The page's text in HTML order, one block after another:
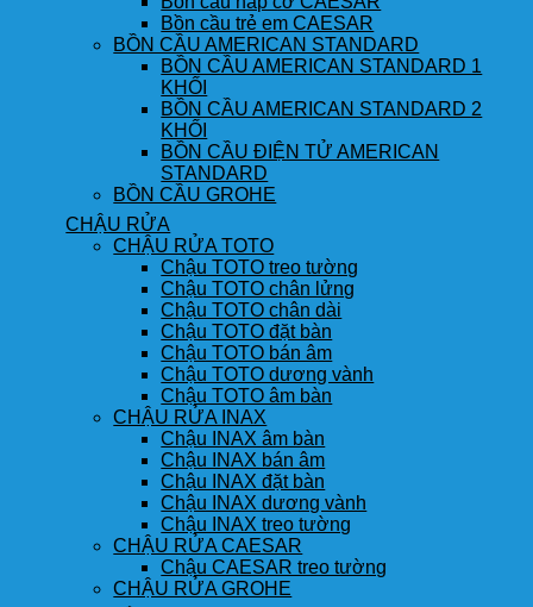
Bồn cầu trẻ em CAESAR
BỒN CẦU AMERICAN STANDARD
BỒN CẦU AMERICAN STANDARD 1
KHỐI
BỒN CẦU AMERICAN STANDARD 2
KHỐI
BỒN CẦU ĐIỆN TỬ AMERICAN
STANDARD
BỒN CẦU GROHE
CHẬU RỬA
CHẬU RỬA TOTO
Chậu TOTO treo tường
Chậu TOTO chân lửng
Chậu TOTO chân dài
Chậu TOTO đặt bàn
Chậu TOTO bán âm
Chậu TOTO dương vành
Chậu TOTO âm bàn
CHẬU RỬA INAX
Chậu INAX âm bàn
Chậu INAX bán âm
Chậu INAX đặt bàn
Chậu INAX dương vành
Chậu INAX treo tường
CHẬU RỬA CAESAR
Chậu CAESAR treo tường
CHẬU RỬA GROHE